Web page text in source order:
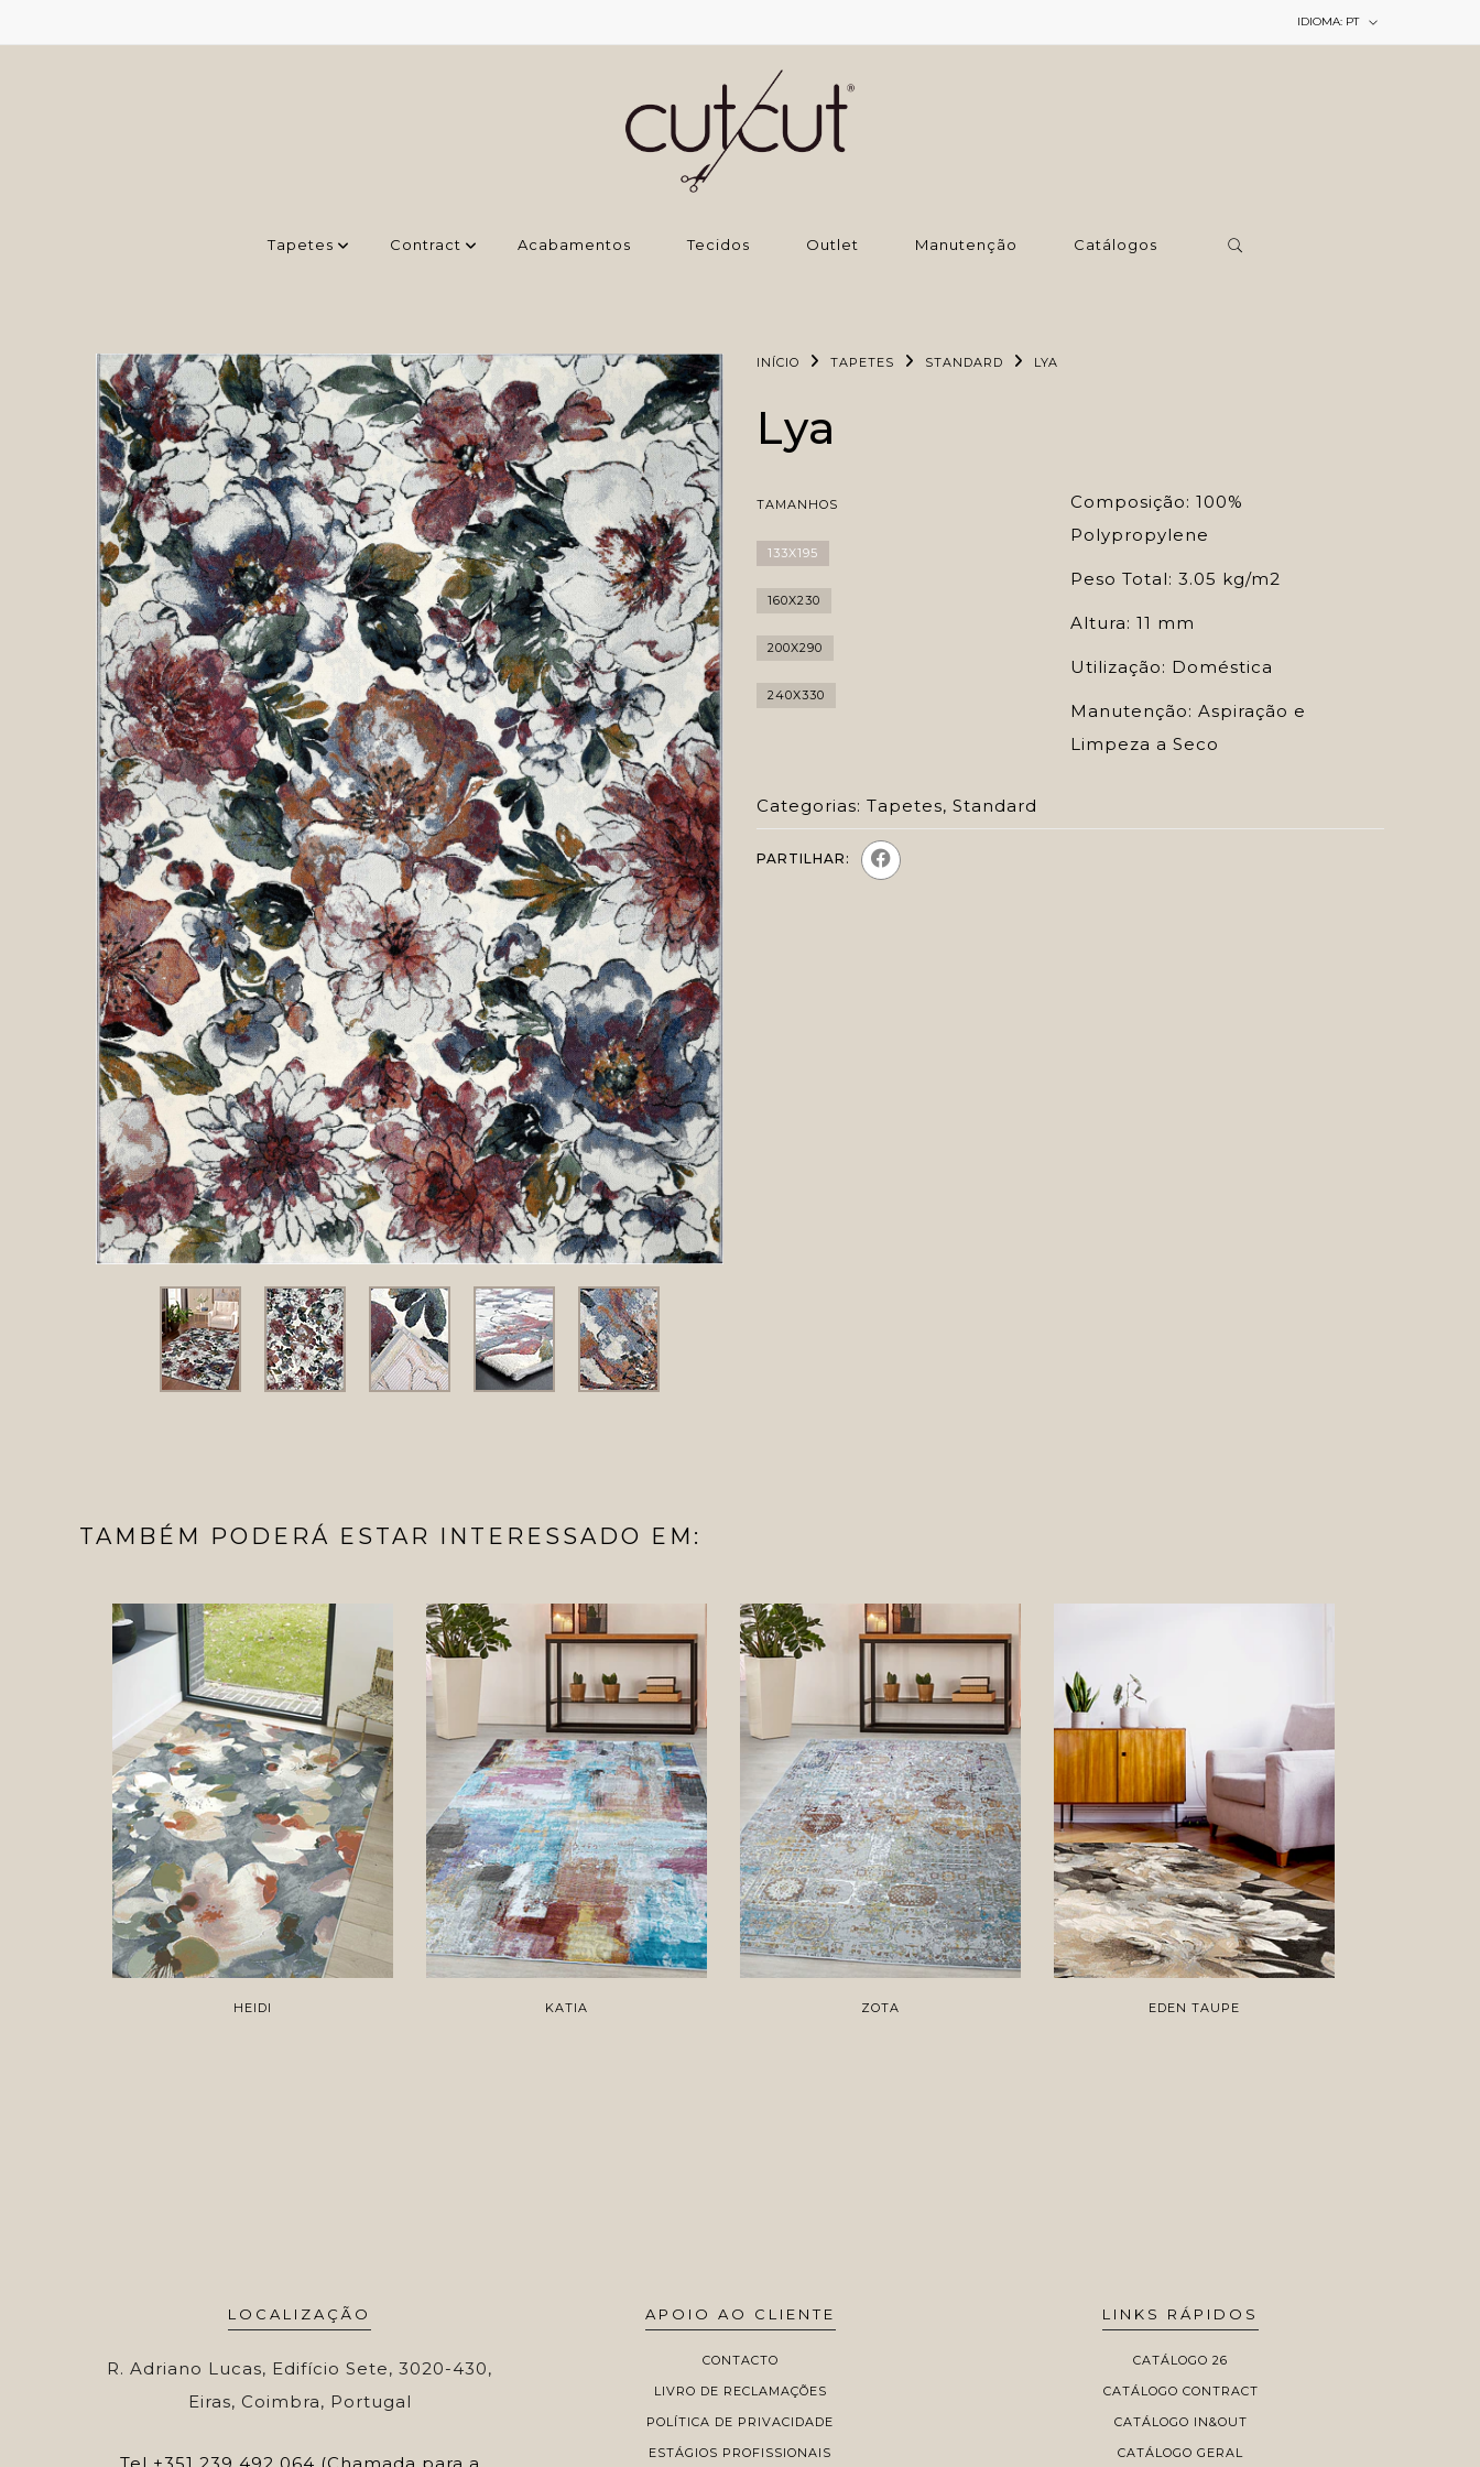
IDIOMA: PT
Tapetes Contract ‌Acabamentos Tecidos Outlet Manutenção Catálogos
INÍCIO TAPETES STANDARD LYA
Lya
TAMANHOS
133X195
160X230
200X290
240X330
Composição: 100%
Polypropylene
Peso Total: 3.05 kg/m2
Altura: 11 mm
Utilização: Doméstica
Manutenção: Aspiração e
Limpeza a Seco
Categorias: Tapetes, Standard
PARTILHAR:
TAMBÉM PODERÁ ESTAR INTERESSADO EM:
HEIDI KATIA ZOTA EDEN TAUPE
LOCALIZAÇÃO
R. Adriano Lucas, Edifício Sete, 3020-430,
Eiras, Coimbra, Portugal
Tel +351 239 492 064 (Chamada para a
APOIO AO CLIENTE
CONTACTO
LIVRO DE RECLAMAÇÕES
POLÍTICA DE PRIVACIDADE
ESTÁGIOS PROFISSIONAIS
LINKS RÁPIDOS
CATÁLOGO 26
CATÁLOGO CONTRACT
CATÁLOGO IN&OUT
CATÁLOGO GERAL